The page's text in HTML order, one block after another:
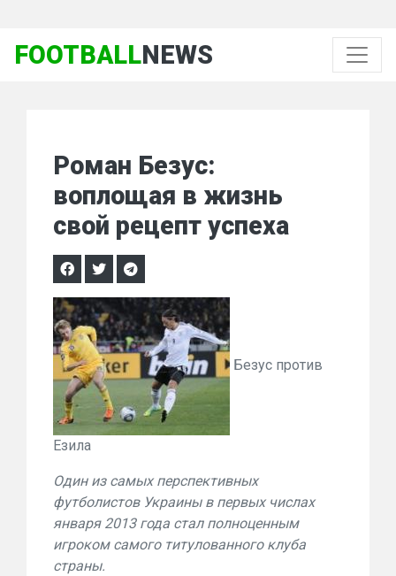
FOOTBALLNEWS
Роман Безус:
воплощая в жизнь
свой рецепт успеха
Безус против
Езила
Один из самых перспективных
футболистов Украины в первых числах
января 2013 года стал полноценным
игроком самого титулованного клуба
страны.